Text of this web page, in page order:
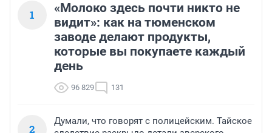
1
«Молоко здесь почти никто не
видит»: как на тюменском
заводе делают продукты,
которые вы покупаете каждый
день
96 829 131
2
Думали, что говорят с полицейским. Тайское